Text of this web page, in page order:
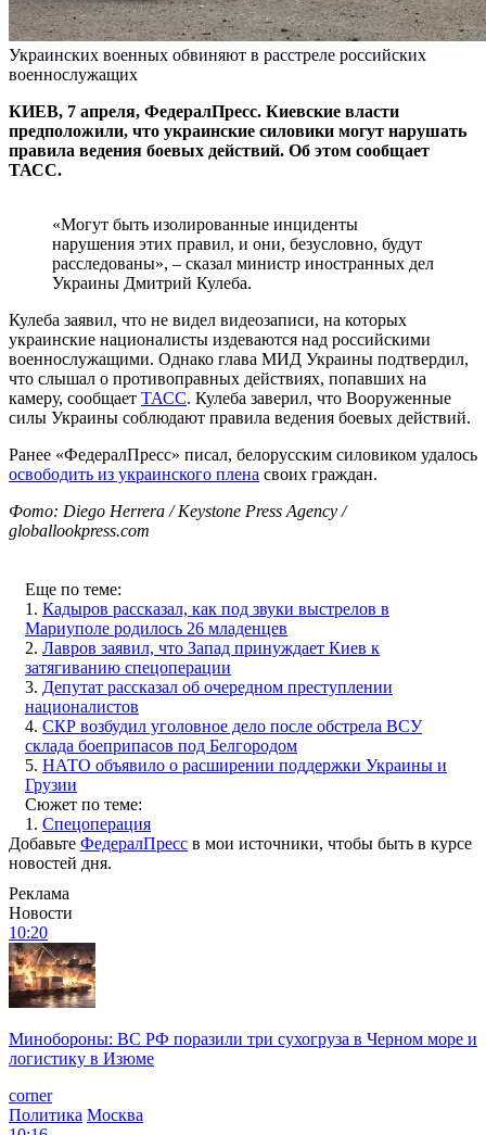
Украинских военных обвиняют в расстреле российских
военнослужащих
КИЕВ, 7 апреля, ФедералПресс. Киевские власти
предположили, что украинские силовики могут нарушать
правила ведения боевых действий. Об этом сообщает
ТАСС.
«Могут быть изолированные инциденты
нарушения этих правил, и они, безусловно, будут
расследованы», – сказал министр иностранных дел
Украины Дмитрий Кулеба.
Кулеба заявил, что не видел видеозаписи, на которых
украинские националисты издеваются над российскими
военнослужащими. Однако глава МИД Украины подтвердил,
что слышал о противоправных действиях, попавших на
камеру, сообщает ТАСС. Кулеба заверил, что Вооруженные
силы Украины соблюдают правила ведения боевых действий.
Ранее «ФедералПресс» писал, белорусским силовиком удалось
освободить из украинского плена своих граждан.
Фото: Diego Herrera / Keystone Press Agency /
globallookpress.com
Еще по теме:
1. Кадыров рассказал, как под звуки выстрелов в
Мариуполе родилось 26 младенцев
2. Лавров заявил, что Запад принуждает Киев к
затягиванию спецоперации
3. Депутат рассказал об очередном преступлении
националистов
4. СКР возбудил уголовное дело после обстрела ВСУ
склада боеприпасов под Белгородом
5. НАТО объявило о расширении поддержки Украины и
Грузии
Сюжет по теме:
1. Спецоперация
Добавьте ФедералПресс в мои источники, чтобы быть в курсе
новостей дня.
Реклама
Новости
10:20
Минобороны: ВС РФ поразили три сухогруза в Черном море и
логистику в Изюме
corner
Политика Москва